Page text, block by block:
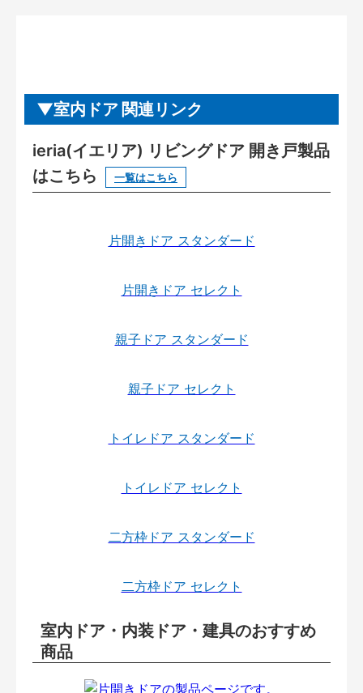
室内ドア 関連リンク
ieria(イエリア) リビングドア 開き戸製品
はこちら
一覧はこちら
片開きドア スタンダード
片開きドア セレクト
親子ドア スタンダード
親子ドア セレクト
トイレドア スタンダード
トイレドア セレクト
二方枠ドア スタンダード
二方枠ドア セレクト
室内ドア・内装ドア・建具のおすすめ
商品